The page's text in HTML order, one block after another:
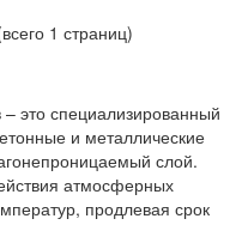
1 страниц)
это специализированный
и металлические
слой.
атмосферных
продлевая срок